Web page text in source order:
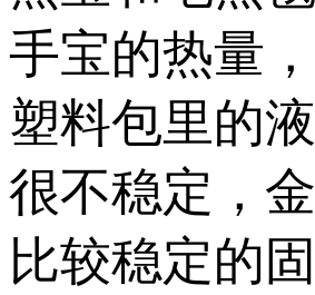
手宝的热量
塑料包里的
很不稳定，
比较稳定的